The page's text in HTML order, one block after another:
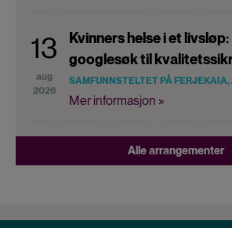
13
aug
2026
Kvinners helse i et
googlesøk til
SAMFUNNSTELTET PÅ
Mer informasjon »
Alle arrangementer